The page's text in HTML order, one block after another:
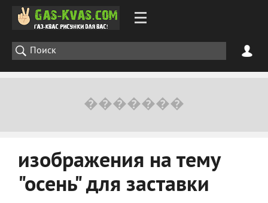
изображения на тему
"осень" для заставки